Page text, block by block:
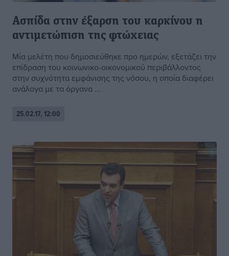
Ασπίδα στην έξαρση του καρκίνου η
αντιμετώπιση της φτώχειας
Mία μελέτη που δημοσιεύθηκε προ ημερών, εξετάζει την
επίδραση του κοινωνικο-οικονομικού περιβάλλοντος
στην συχνότητα εμφάνισης της νόσου, η οποία διαφέρει
ανάλογα με τα όργανα ...
25.02.17, 12:00